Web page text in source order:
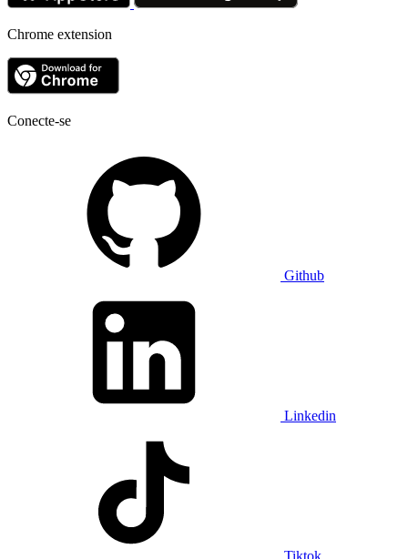
Chrome extension
Conecte-se
Github
Linkedin
Tiktok